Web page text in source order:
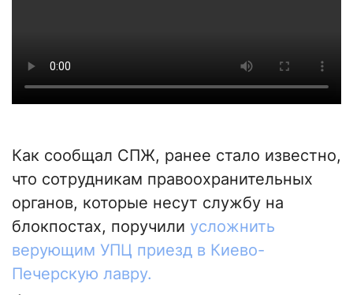
Как сообщал СПЖ, ранее стало известно,
что сотрудникам правоохранительных
органов, которые несут службу на
блокпостах, поручили усложнить
верующим УПЦ приезд в Киево-
Печерскую лавру.